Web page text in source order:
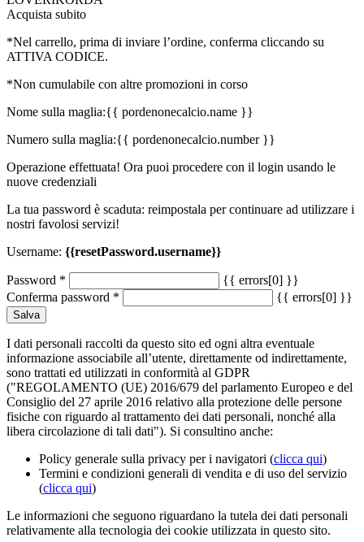
Acquista subito
*Nel carrello, prima di inviare l’ordine, conferma cliccando su
ATTIVA CODICE.
*Non cumulabile con altre promozioni in corso
Nome sulla maglia:{{ pordenonecalcio.name }}
Numero sulla maglia:{{ pordenonecalcio.number }}
Operazione effettuata! Ora puoi procedere con il login usando le
nuove credenziali
La tua password è scaduta: reimpostala per continuare ad utilizzare i
nostri favolosi servizi!
Username: {{resetPassword.username}}
Password *
{{ errors[0] }}
Conferma password * {{ errors[0] }}
Salva
I dati personali raccolti da questo sito ed ogni altra eventuale
informazione associabile all’utente, direttamente od indirettamente,
sono trattati ed utilizzati in conformità al GDPR
("REGOLAMENTO (UE) 2016/679 del parlamento Europeo e del
Consiglio del 27 aprile 2016 relativo alla protezione delle persone
fisiche con riguardo al trattamento dei dati personali, nonché alla
libera circolazione di tali dati"). Si consultino anche:
Policy generale sulla privacy per i navigatori (clicca qui)
Termini e condizioni generali di vendita e di uso del servizio
(clicca qui)
Le informazioni che seguono riguardano la tutela dei dati personali
relativamente alla tecnologia dei cookie utilizzata in questo sito.